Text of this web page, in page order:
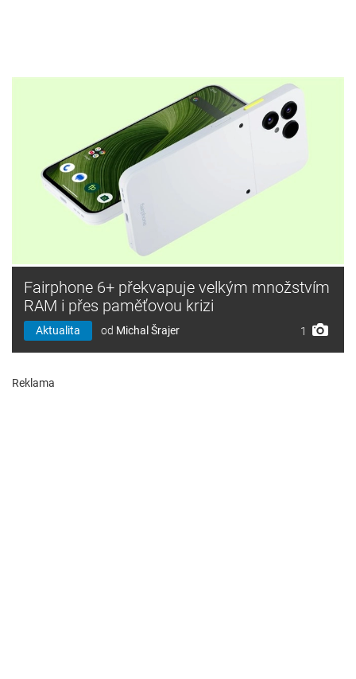
Fairphone 6+ překvapuje velkým množstvím
RAM i přes paměťovou krizi
Aktualita od Michal Šrajer 1
Reklama